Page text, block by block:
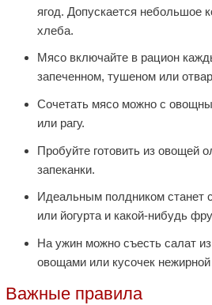
ягод. Допускается небольшое
хлеба.
Мясо включайте в рацион
запеченном, тушеном или
Сочетать мясо можно с
или рагу.
Пробуйте готовить из овощей
запеканки.
Идеальным полдником станет
или йогурта и какой-нибудь
На ужин можно съесть салат
овощами или кусочек
Важные правила